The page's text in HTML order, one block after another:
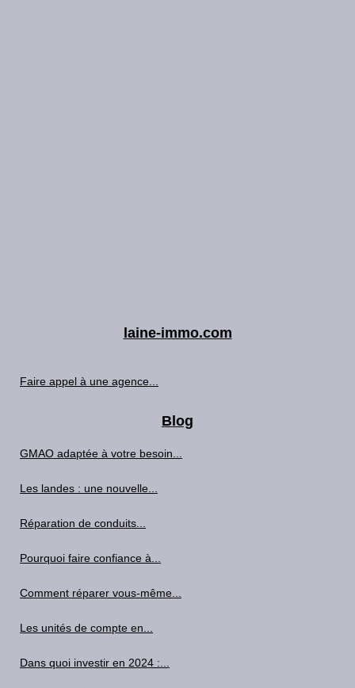
laine-immo.com
Faire appel à une agence...
Blog
GMAO adaptée à votre besoin...
Les landes : une nouvelle...
Réparation de conduits...
Pourquoi faire confiance à...
Comment réparer vous-même...
Les unités de compte en...
Dans quoi investir en 2024 :...